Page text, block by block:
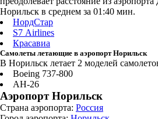
Норильск в среднем за 01:40 мин.
НордСтар
S7 Airlines
Красавиа
Самолеты летающие в аэропорт Норильск
В Норильск летает 2 моделей
Boeing 737-800
АН-26
Аэропорт Норильск
Страна аэропорта: Россия